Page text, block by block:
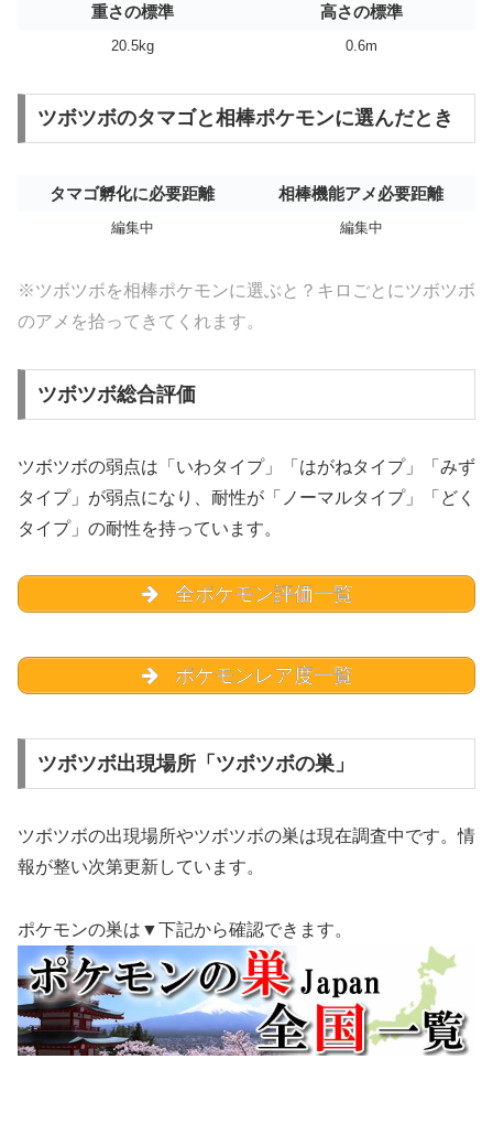
重さの標準 高さの標準
20.5kg 0.6m
ツボツボのタマゴと相棒ポケモンに選んだとき
タマゴ孵化に必要距離 相棒機能アメ必要距離
編集中 編集中
※ツボツボを相棒ポケモンに選ぶと？キロごとにツボツボ
のアメを拾ってきてくれます。
ツボツボ総合評価
ツボツボの弱点は「いわタイプ」「はがねタイプ」「みず
タイプ」が弱点になり、耐性が「ノーマルタイプ」「どく
タイプ」の耐性を持っています。
全ポケモン評価一覧
ポケモンレア度一覧
ツボツボ出現場所「ツボツボの巣」
ツボツボの出現場所やツボツボの巣は現在調査中です。情
報が整い次第更新しています。
ポケモンの巣は▼下記から確認できます。